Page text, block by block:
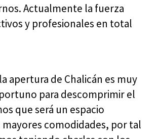
Actualmente la fuerza
y profesionales en total
apertura de Chalicán es muy
para descomprimir el
que será un espacio
comodidades, por tal